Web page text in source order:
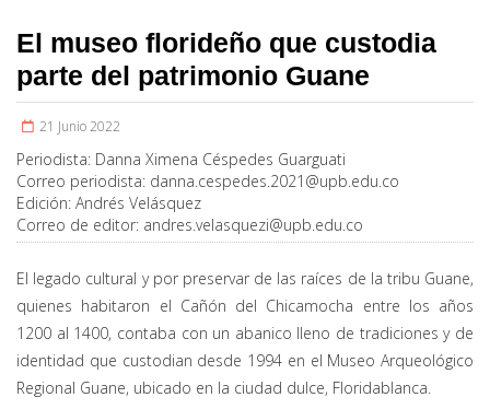
El museo florideño que custodia
parte del patrimonio Guane
21 Junio 2022
Periodista: Danna Ximena Céspedes Guarguati
Correo periodista: danna.cespedes.2021@upb.edu.co
Edición: Andrés Velásquez
Correo de editor: andres.velasquezi@upb.edu.co
El legado cultural y por preservar de las raíces de la tribu Guane,
quienes habitaron el Cañón del Chicamocha entre los años
1200 al 1400, contaba con un abanico lleno de tradiciones y de
identidad que custodian desde 1994 en el Museo Arqueológico
Regional Guane, ubicado en la ciudad dulce, Floridablanca.